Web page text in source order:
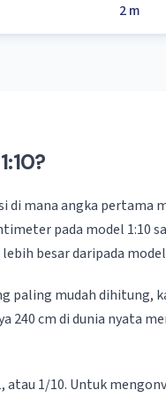
2 m
di mana angka pertama
pada model 1:10
besar daripada
paling mudah dihitung,
240 cm di dunia nyata
atau 1/10. Untuk